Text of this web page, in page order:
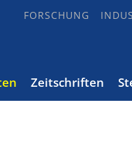
FORSCHUNG
Zeitschriften